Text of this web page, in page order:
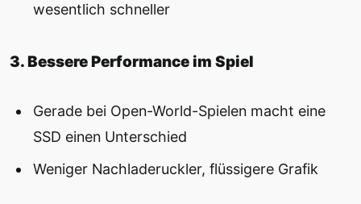
wesentlich schneller
3. Bessere Performance im Spiel
Gerade bei Open-World-Spielen macht eine
SSD einen Unterschied
Weniger Nachladeruckler, flüssigere Grafik